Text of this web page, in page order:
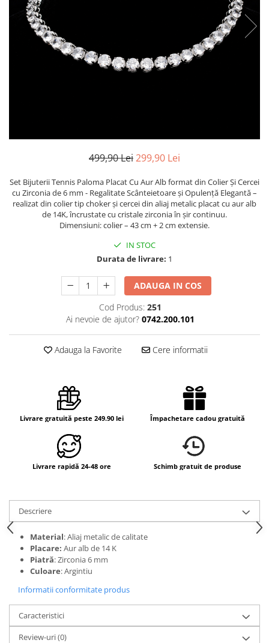
499,90 Lei299,90 Lei
Set Bijuterii Tennis Paloma Placat Cu Aur Alb format din Colier Și Cercei
cu Zirconia de 6 mm - Regalitate Scânteietoare și Opulență Elegantă –
realizat din colier tip choker și cercei din aliaj metalic placat cu aur alb
de 14K, încrustate cu cristale zirconia în șir continuu.
Dimensiuni: colier – 43 cm + 2 cm extensie.
IN STOC
Durata de livrare: 1
ADAUGA IN COS
Cod Produs: 251
Ai nevoie de ajutor? 0742.200.101
Adauga la Favorite Cere informatii
Livrare gratuită peste 249.90 lei Împachetare cadou gratuită
Livrare rapidă 24-48 ore Schimb gratuit de produse
Descriere
Material: Aliaj metalic de calitate
Placare: Aur alb de 14 K
Piatră: Zirconia 6 mm
Culoare: Argintiu
Informatii conformitate produs
Caracteristici
Review-uri(0)